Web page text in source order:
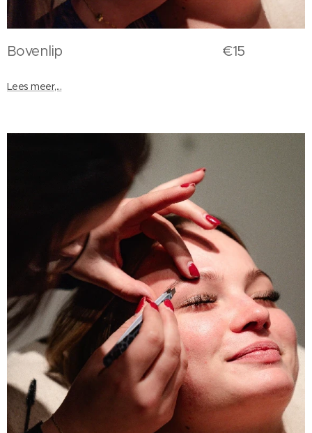
Bovenlip €15
Lees meer,...